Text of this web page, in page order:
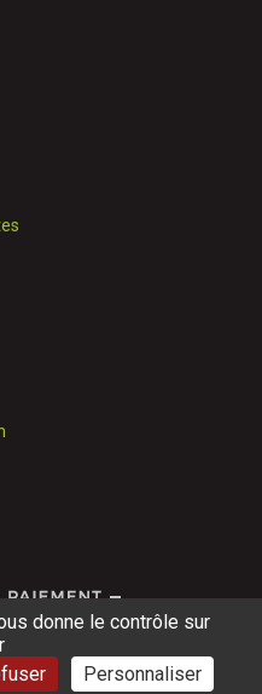
donne le contrôle sur
Personnaliser